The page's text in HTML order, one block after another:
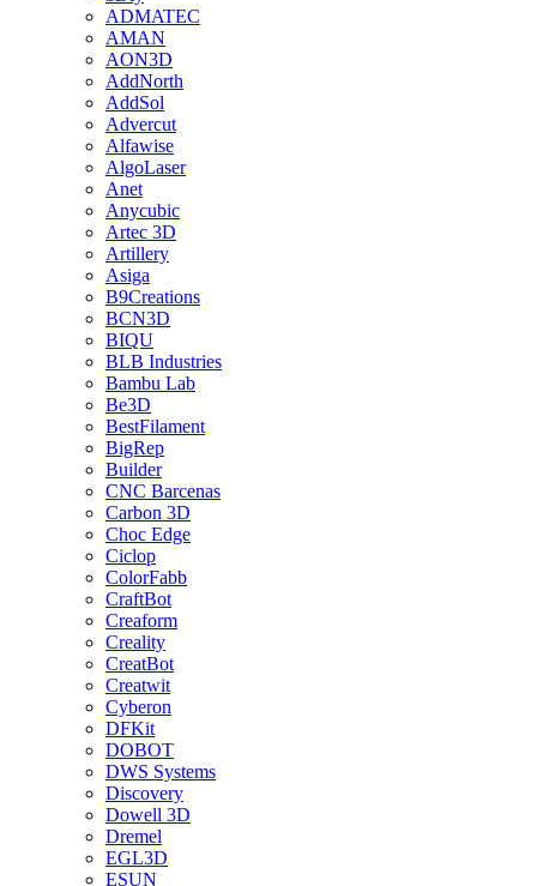
ADMATEC
AMAN
AON3D
AddNorth
AddSol
Advercut
Alfawise
AlgoLaser
Anet
Anycubic
Artec 3D
Artillery
Asiga
B9Creations
BCN3D
BIQU
BLB Industries
Bambu Lab
Be3D
BestFilament
BigRep
Builder
CNC Barcenas
Carbon 3D
Choc Edge
Ciclop
ColorFabb
CraftBot
Creaform
Creality
CreatBot
Creatwit
Cyberon
DFKit
DOBOT
DWS Systems
Discovery
Dowell 3D
Dremel
EGL3D
ESUN